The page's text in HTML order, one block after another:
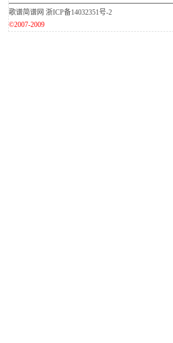
歌谱简谱网 浙ICP备14032351号-2
©2007-2009